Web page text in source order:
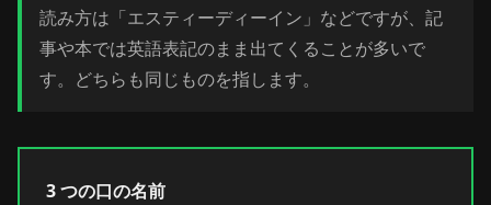
読み方は「エスティーディーイン」などですが、記
事や本では英語表記のまま出てくることが多いで
す。どちらも同じものを指します。
3 つの口の名前